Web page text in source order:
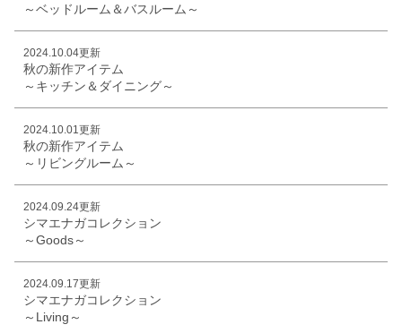
～ベッドルーム＆バスルーム～
2024.10.04更新
秋の新作アイテム
～キッチン＆ダイニング～
2024.10.01更新
秋の新作アイテム
～リビングルーム～
2024.09.24更新
シマエナガコレクション
～Goods～
2024.09.17更新
シマエナガコレクション
～Living～